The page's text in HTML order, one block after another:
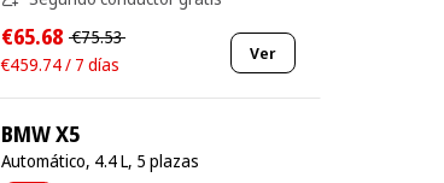
€65.68 €75.53
€459.74 / 7 días
Ver
BMW X5
Automático, 4.4 L, 5 plazas